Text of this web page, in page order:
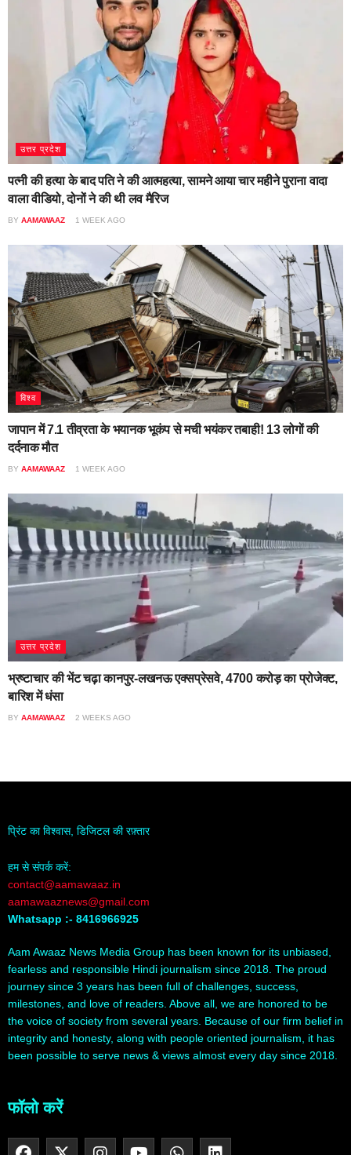
उत्तर प्रदेश
पत्नी की हत्या के बाद पति ने की आत्महत्या, सामने आया चार महीने पुराना वादा
वाला वीडियो, दोनों ने की थी लव मैरिज
BY AAMAWAAZ 1 WEEK AGO
विश्व
जापान में 7.1 तीव्रता के भयानक भूकंप से मची भयंकर तबाही! 13 लोगों की
दर्दनाक मौत
BY AAMAWAAZ 1 WEEK AGO
उत्तर प्रदेश
भ्रष्टाचार की भेंट चढ़ा कानपुर-लखनऊ एक्सप्रेसवे, 4700 करोड़ का प्रोजेक्ट,
बारिश में धंसा
BY AAMAWAAZ 2 WEEKS AGO
प्रिंट का विश्वास, डिजिटल की रफ़्तार
हम से संपर्क करें:
contact@aamawaaz.in
aamawaaznews@gmail.com
Whatsapp :- 8416966925
Aam Awaaz News Media Group has been known for its unbiased,
fearless and responsible Hindi journalism since 2018. The proud
journey since 3 years has been full of challenges, success,
milestones, and love of readers. Above all, we are honored to be
the voice of society from several years. Because of our firm belief in
integrity and honesty, along with people oriented journalism, it has
been possible to serve news & views almost every day since 2018.
फॉलो करें